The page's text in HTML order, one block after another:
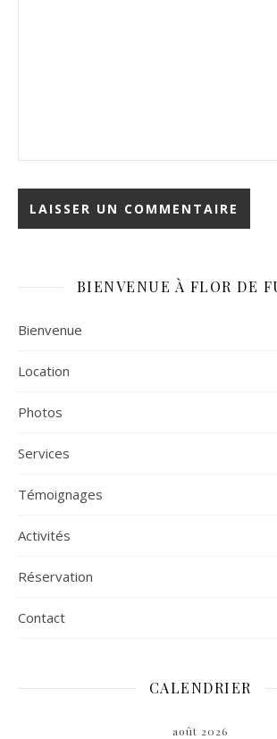
BIENVENUE À FLOR DE
Bienvenue
Location
Photos
Services
Témoignages
Activités
Réservation
Contact
CALENDRIER
août 2026